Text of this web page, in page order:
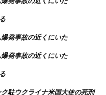
発事故の近くにいた
発事故の近くにいた
駐ウクライナ米国大使の死刑